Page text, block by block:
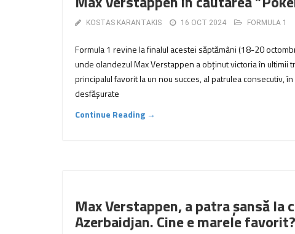
KOSTAS KARANTAKIS 16 OCT 2024 FORMULA 1
Formula 1 revine la finalul acestei săptămâni (18-20
unde olandezul Max Verstappen a obținut victoria în ultimii
principalul favorit la un nou succes, al patrulea consecutiv,
desfășurate
Continue Reading →
Max Verstappen, a patra șansă la
Azerbaidjan. Cine e marele favorit?